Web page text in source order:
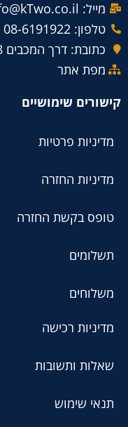
מייל: info@kTwo.co.il
טלפון: 08-6191922
כתובת: דרך המכבים 58 ראשון לציון, 7535998
מפת אתר
קישורים שימושיים
מדיניות פרטיות
מדיניות החזרה
טופס בקשת החזרה
תשלומים
משלוחים
מדיניות רכישה
שאלות ותשובות
תנאי שימוש